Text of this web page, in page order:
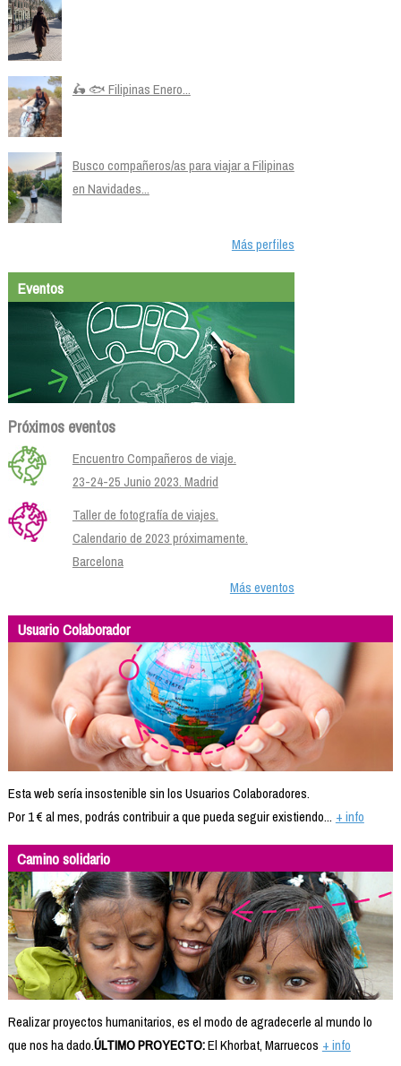
🛵 🐟 Filipinas Enero...
Busco compañeros/as para viajar a Filipinas
en Navidades...
Más perfiles
Eventos
Próximos eventos
Encuentro Compañeros de viaje.
23-24-25 Junio 2023. Madrid
Taller de fotografía de viajes.
Calendario de 2023 próximamente.
Barcelona
Más eventos
Usuario Colaborador
Esta web sería insostenible sin los Usuarios Colaboradores.
Por 1 € al mes, podrás contribuir a que pueda seguir existiendo... + info
Camino solidario
Realizar proyectos humanitarios, es el modo de agradecerle al mundo lo
que nos ha dado.ÚLTIMO PROYECTO:El Khorbat, Marruecos + info